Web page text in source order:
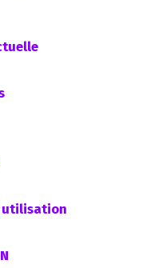
utilisation